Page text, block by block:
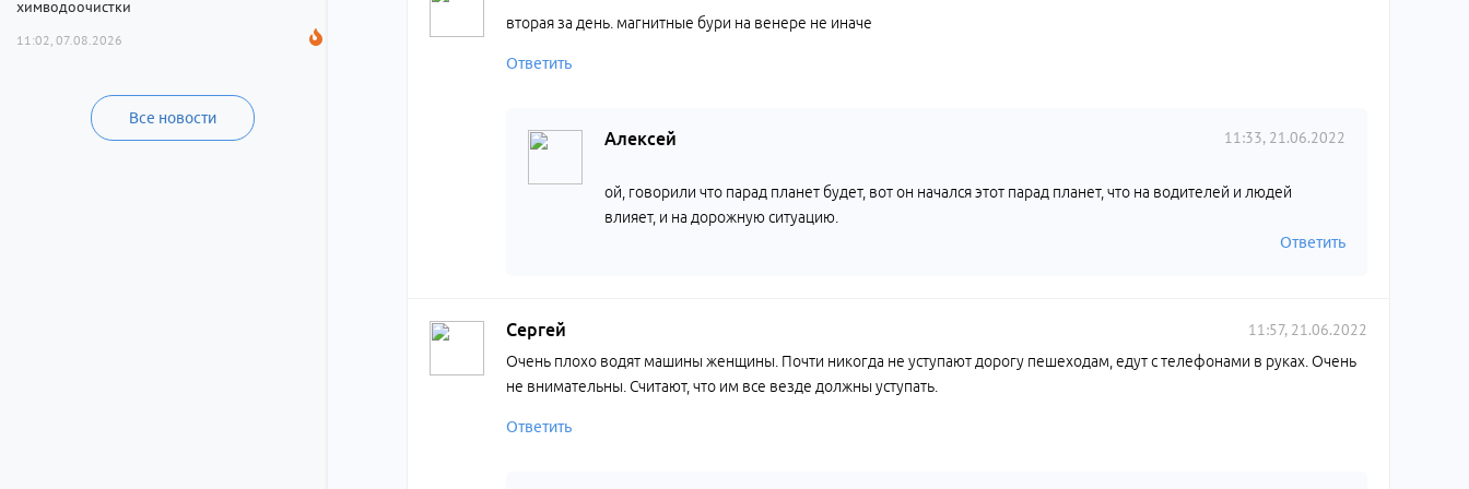
химводоочистки
11:02, 07.08.2026
Все новости
вторая за день. магнитные бури на венере не иначе
Ответить
Алексей 11:33, 21.06.2022
ой, говорили что парад планет будет, вот он начался этот парад планет, что на водителей и людей
влияет, и на дорожную ситуацию.
Ответить
Сергей 11:57, 21.06.2022
Очень плохо водят машины женщины. Почти никогда не уступают дорогу пешеходам, едут с телефонами в руках. Очень
не внимательны. Считают, что им все везде должны уступать.
Ответить